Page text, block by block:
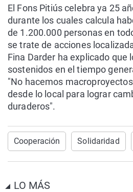
El Fons Pitiús celebra ya 25
durante los cuales calcula
de 1.200.000 personas en
se trate de acciones
Fina Darder ha explicado que
sostenidos en el tiempo
"No hacemos
desde lo local para lograr
duraderos".
Cooperación Solidaridad
LO MÁS